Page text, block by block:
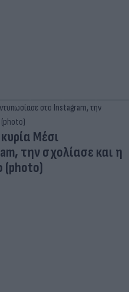
Μέσι
την σχολίασε και η
(photo)